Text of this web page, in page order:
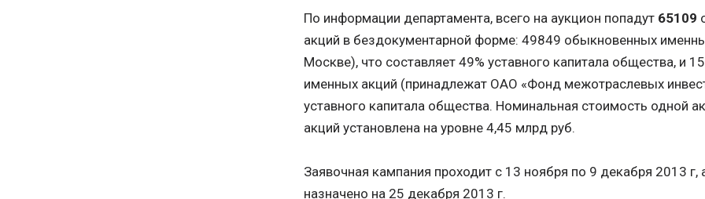
По информации департамента, всего на аукцион попадут 65109
акций в бездокументарной форме: 49849 обыкновенных
Москве), что составляет 49% уставного капитала общества, и
именных акций (принадлежат ОАО «Фонд межотраслевых
уставного капитала общества. Номинальная стоимость одной
акций установлена на уровне 4,45 млрд руб.
Заявочная кампания проходит с 13 ноября по 9 декабря 2013 г,
назначено на 25 декабря 2013 г.